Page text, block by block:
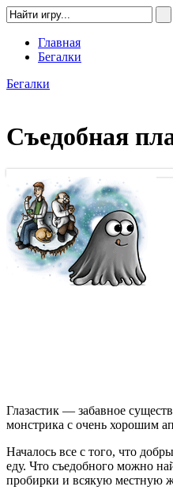
Главная
Бегалки
Бегалки
Съедобная
Глазастик — забавное
монстрика с очень хорошим
Началось все с того, что
еду. Что съедобного можно
пробирки и всякую местную